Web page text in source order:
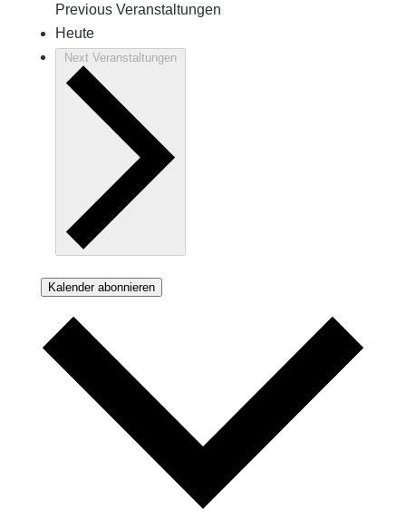
Previous Veranstaltungen
Heute
Next Veranstaltungen
Kalender abonnieren